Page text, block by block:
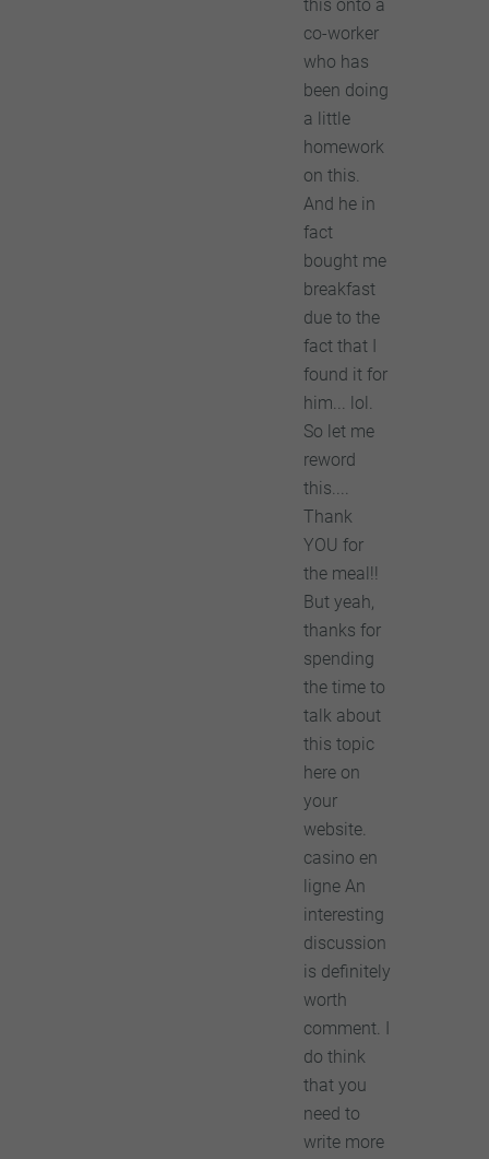
this onto a
co-worker
who has
been doing
a little
homework
on this.
And he in
fact
bought me
breakfast
due to the
fact that I
found it for
him... lol.
So let me
reword
this....
Thank
YOU for
the meal!!
But yeah,
thanks for
spending
the time to
talk about
this topic
here on
your
website.
casino en
ligne An
interesting
discussion
is definitely
worth
comment. I
do think
that you
need to
write more